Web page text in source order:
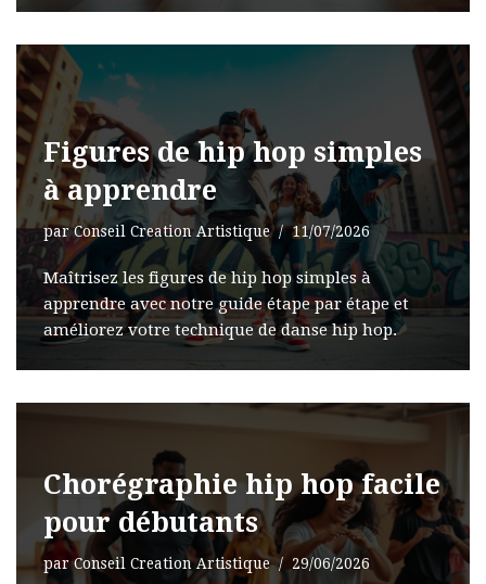
Figures de hip hop simples
à apprendre
parConseil Creation Artistique 11/07/2026
Maîtrisez les figures de hip hop simples à
apprendre avec notre guide étape par étape et
améliorez votre technique de danse hip hop.
Chorégraphie hip hop facile
pour débutants
parConseil Creation Artistique 29/06/2026